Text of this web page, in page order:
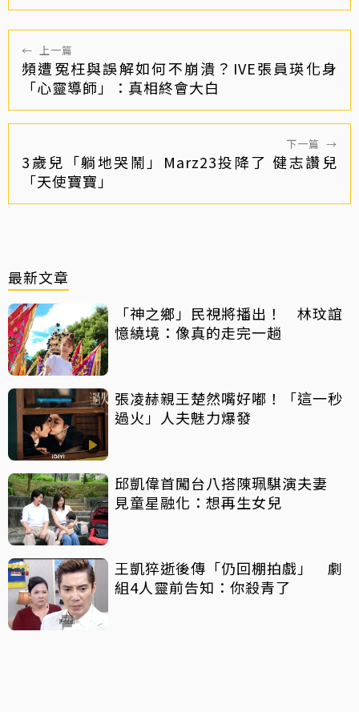
← 上一篇
頻遭冤枉與誤解如何不崩潰？IVE張員瑛化身
「心靈導師」：真相終會大白
下一篇 →
3歲兒「躺地哭鬧」Marz23投降了 健志讚兒
「天使寶寶」
最新文章
「神之鄉」民視將播出！ 林玟誼
憶繞境：像真的走完一趟
張凌赫親王楚然嘴好嘟！「這一秒
過火」人夫魅力爆發
邱凱偉首闖台八搭陳珮騏演夫妻
見童星融化：想再生女兒
王凱猝逝後傳「仍回棚拍戲」 劇
組4人靈前告知：你殺青了